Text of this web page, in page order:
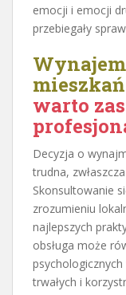
emocji i emocji
przebiegały
warto
Decyzja o
trudna,
Skonsultowanie
zrozumieniu
najlepszych
obsługa może
trwałych i